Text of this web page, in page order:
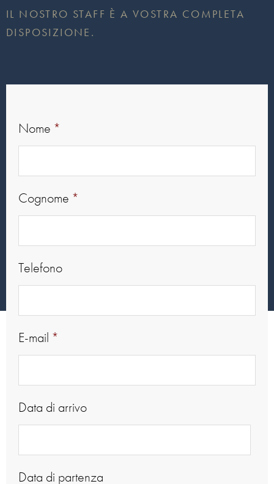
IL NOSTRO STAFF È A VOSTRA COMPLETA
DISPOSIZIONE.
Nome *
Cognome *
Telefono
E-mail *
Data di arrivo
Data di partenza